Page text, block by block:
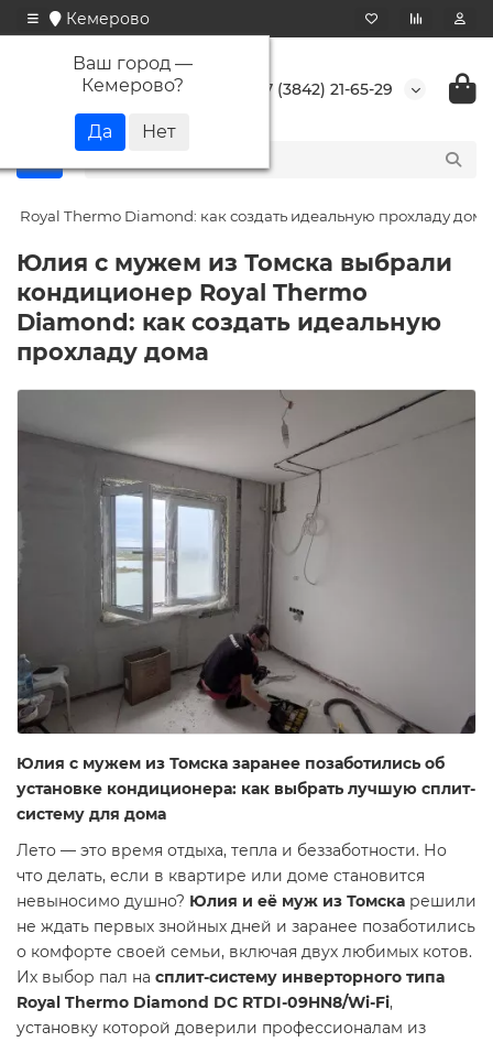
Кемерово
Ваш город —
Кемерово? +7 (3842) 21-65-29
Thermo Diamond: как создать идеальную прохладу дома
Юлия с мужем из Томска выбрали
кондиционер Royal Thermo
Diamond: как создать идеальную
прохладу дома
Юлия с мужем из Томска заранее позаботились об
установке кондиционера: как выбрать лучшую сплит-
систему для дома
Лето — это время отдыха, тепла и беззаботности. Но
что делать, если в квартире или доме становится
невыносимо душно? Юлия и её муж из Томска решили
не ждать первых знойных дней и заранее позаботились
о комфорте своей семьи, включая двух любимых котов.
Их выбор пал на сплит-систему инверторного типа
Royal Thermo Diamond DC RTDI-09HN8/Wi-Fi,
установку которой доверили профессионалам из